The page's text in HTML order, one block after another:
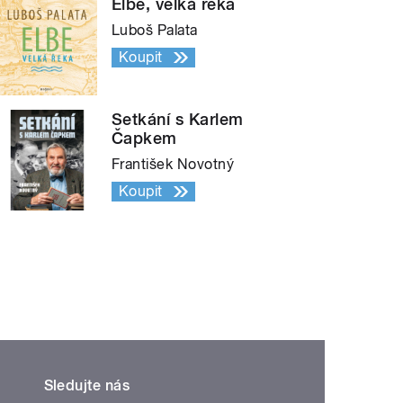
Elbe, velká řeka
Luboš Palata
Koupit
Setkání s Karlem
Čapkem
František Novotný
Koupit
Sledujte nás